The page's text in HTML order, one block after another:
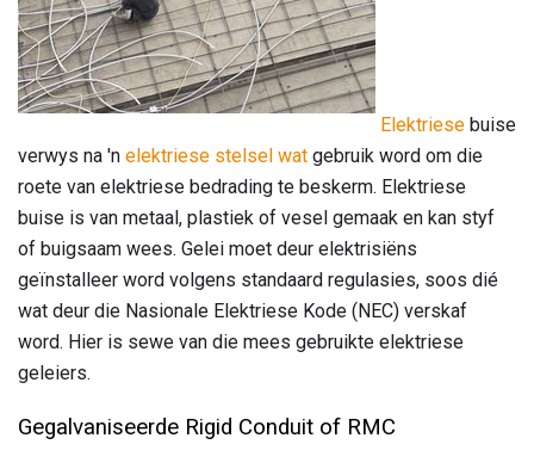
Elektriese buise
verwys na 'n elektriese stelsel wat gebruik word om die
roete van elektriese bedrading te beskerm. Elektriese
buise is van metaal, plastiek of vesel gemaak en kan styf
of buigsaam wees. Gelei moet deur elektrisiëns
geïnstalleer word volgens standaard regulasies, soos dié
wat deur die Nasionale Elektriese Kode (NEC) verskaf
word. Hier is sewe van die mees gebruikte elektriese
geleiers.
Gegalvaniseerde Rigid Conduit of RMC